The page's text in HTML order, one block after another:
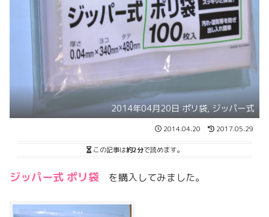
2014年04月20日 ポリ袋, ジッパー式
2014.04.20 2017.05.29
この記事は約2分で読めます。
ジッパー式 ポリ袋 を購入してみました。